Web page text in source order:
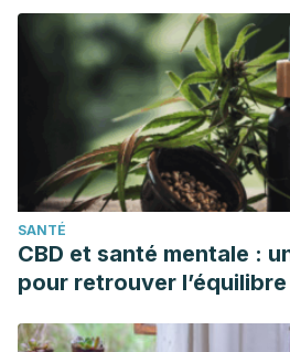
SANTÉ
CBD et santé mentale :
pour retrouver l’équilibre